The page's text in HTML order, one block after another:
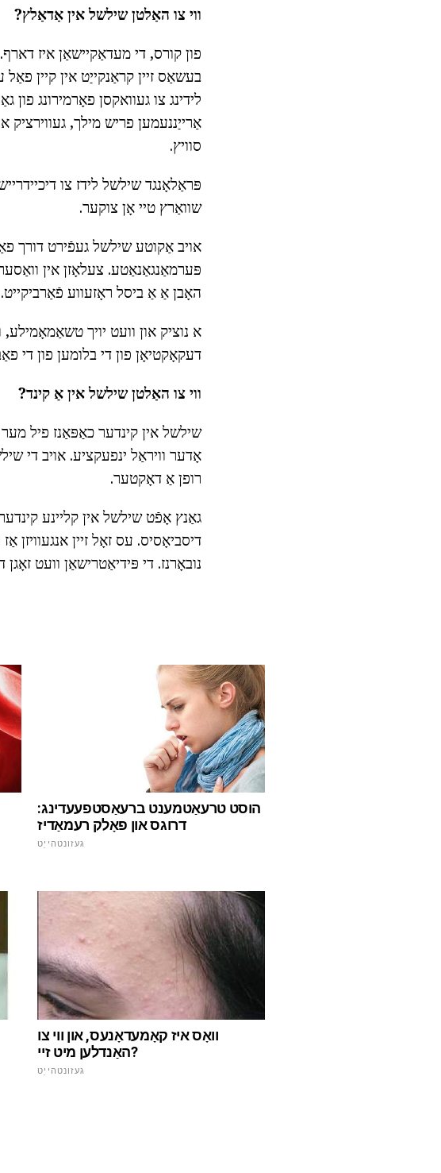
ווי צו האַלטן שילשל אין אַדאַלץ?
פון קורס, די מעדאַקיישאַן איז
בעשאַס זיין קראַנקייַט אין קיין
לידינג צו געוואקסן פאָרמירונג
אַרייַננעמען פריש מילך, געווירציק
סוויץ.
פּראַלאָנגד שילשל לידז צו
שוואַרץ טיי אָן צוקער.
פּערמאַנגאַנאַטע. צעלאָזן אין
האָבן אַ אַ ביסל ראָזעווע פֿאַרביקייט.
א נוציק און וועט יויך
דעקאָקטיאָן פון די בלומען פון די
ווי צו האַלטן שילשל אין אַ קינד?
שילשל אין קינדער כאַפּאַנז פיל
אָדער וויראַל ינפעקציע. אויב די
רופן אַ דאָקטער.
גאַנץ אָפֿט שילשל אין קליינע
דיסביאָסיס. עס זאָל זיין אנגעוויזן
נובאָרנז. די פּידיאַטרישאַן וועט
הוסט טרעאַטמענט ברעאַסטפעעדינג:
דרוגס און פאָלק רעמאַדיז
געזונטהייַט
וואָס איז קאָמעדאָנעס, און ווי צו
האַנדלען מיט זיי?
געזונטהייַט